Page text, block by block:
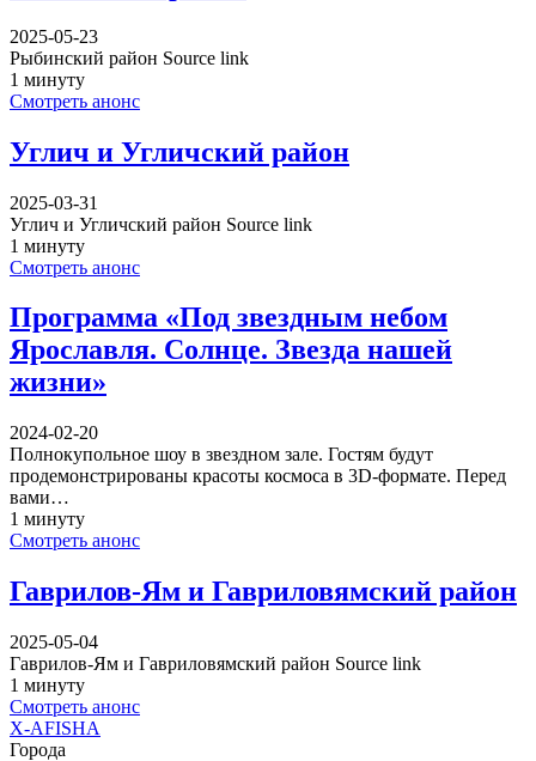
2025-05-23
Рыбинский район Source link
1 минуту
Смотреть анонс
Углич и Угличский район
2025-03-31
Углич и Угличский район Source link
1 минуту
Смотреть анонс
Программа «Под звездным небом
Ярославля. Солнце. Звезда нашей
жизни»
2024-02-20
Полнокупольное шоу в звездном зале. Гостям будут
продемонстрированы красоты космоса в 3D-формате. Перед
вами…
1 минуту
Смотреть анонс
Гаврилов-Ям и Гавриловямский район
2025-05-04
Гаврилов-Ям и Гавриловямский район Source link
1 минуту
Смотреть анонс
X-AFISHA
Города